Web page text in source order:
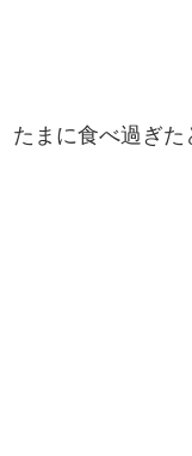
まに食べ過ぎ